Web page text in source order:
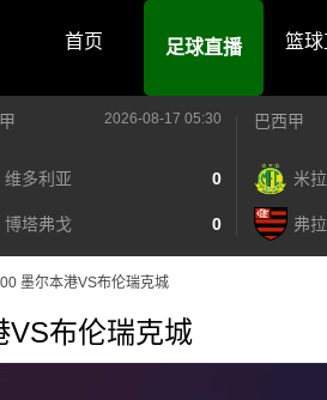
首页 足球直播 篮
2026-08-17 05:30
维多利亚 0
博塔弗戈 0
巴西甲
米
弗
墨尔本港VS布伦瑞克城
VS布伦瑞克城